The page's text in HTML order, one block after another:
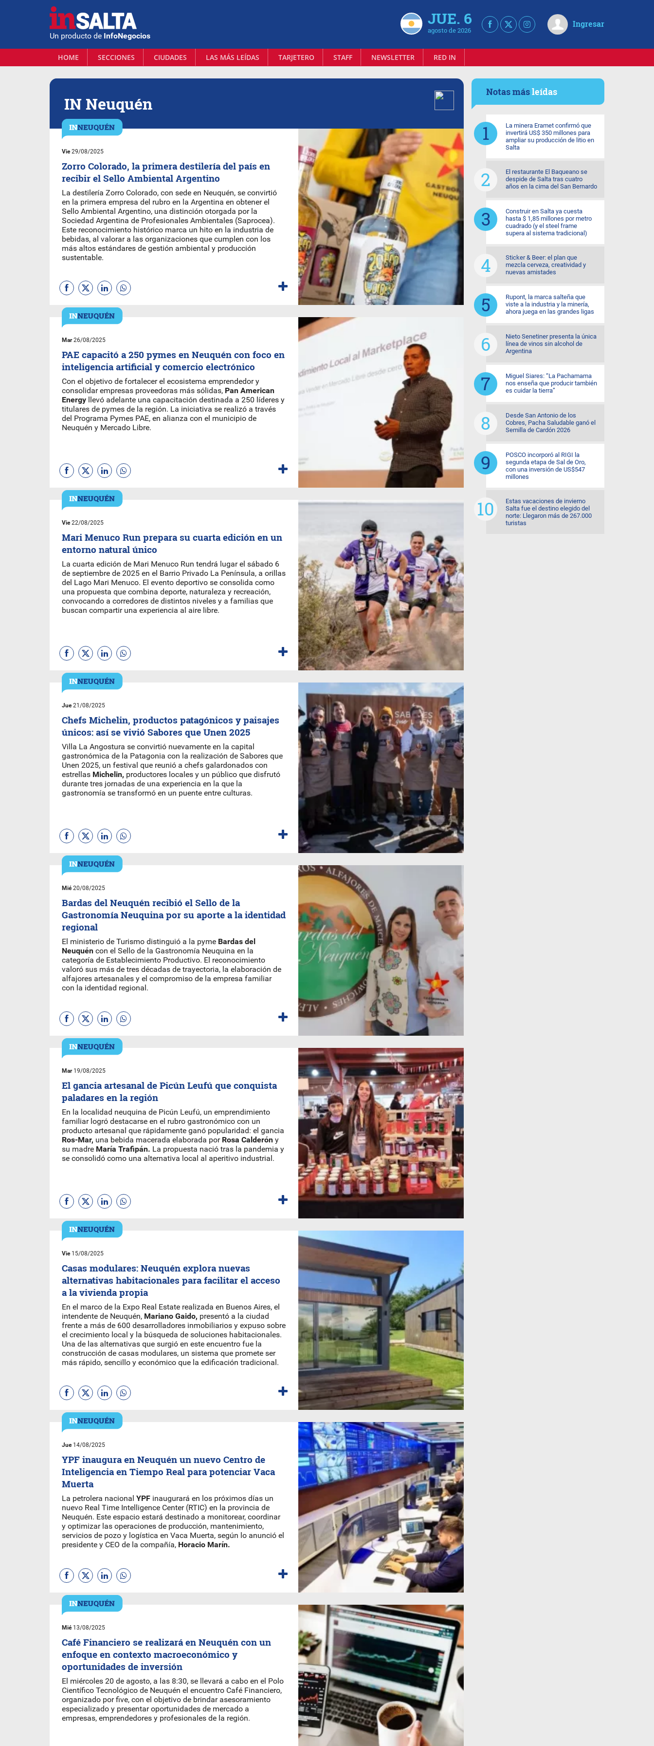
Un producto de InfoNegocios
JUE. 6
agosto de 2026
Ingresar
HOME SECCIONES CIUDADES LAS MÁS LEÍDAS TARJETERO STAFF NEWSLETTER RED IN
IN Neuquén
Vie29/08/2025
Zorro Colorado, la primera destilería del país en
recibir el Sello Ambiental Argentino
La destilería Zorro Colorado, con sede en Neuquén, se convirtió
en la primera empresa del rubro en la Argentina en obtener el
Sello Ambiental Argentino, una distinción otorgada por la
Sociedad Argentina de Profesionales Ambientales (Saprocea).
Este reconocimiento histórico marca un hito en la industria de
bebidas, al valorar a las organizaciones que cumplen con los
más altos estándares de gestión ambiental y producción
sustentable.
Mar26/08/2025
PAE capacitó a 250 pymes en Neuquén con foco en
inteligencia artificial y comercio electrónico
Con el objetivo de fortalecer el ecosistema emprendedor y
consolidar empresas proveedoras más sólidas, Pan American
Energy llevó adelante una capacitación destinada a 250 líderes y
titulares de pymes de la región. La iniciativa se realizó a través
del Programa Pymes PAE, en alianza con el municipio de
Neuquén y Mercado Libre.
Vie22/08/2025
Mari Menuco Run prepara su cuarta edición en un
entorno natural único
La cuarta edición de Mari Menuco Run tendrá lugar el sábado 6
de septiembre de 2025 en el Barrio Privado La Península, a orillas
del Lago Mari Menuco. El evento deportivo se consolida como
una propuesta que combina deporte, naturaleza y recreación,
convocando a corredores de distintos niveles y a familias que
buscan compartir una experiencia al aire libre.
Jue21/08/2025
Chefs Michelin, productos patagónicos y paisajes
únicos: así se vivió Sabores que Unen 2025
Villa La Angostura se convirtió nuevamente en la capital
gastronómica de la Patagonia con la realización de Sabores que
Unen 2025, un festival que reunió a chefs galardonados con
estrellas Michelin, productores locales y un público que disfrutó
durante tres jornadas de una experiencia en la que la
gastronomía se transformó en un puente entre culturas.
Mié20/08/2025
Bardas del Neuquén recibió el Sello de la
Gastronomía Neuquina por su aporte a la identidad
regional
El ministerio de Turismo distinguió a la pyme Bardas del
Neuquén con el Sello de la Gastronomía Neuquina en la
categoría de Establecimiento Productivo. El reconocimiento
valoró sus más de tres décadas de trayectoria, la elaboración de
alfajores artesanales y el compromiso de la empresa familiar
con la identidad regional.
Mar19/08/2025
El gancia artesanal de Picún Leufú que conquista
paladares en la región
En la localidad neuquina de Picún Leufú, un emprendimiento
familiar logró destacarse en el rubro gastronómico con un
producto artesanal que rápidamente ganó popularidad: el gancia
Ros-Mar, una bebida macerada elaborada por Rosa Calderón y
su madre María Trafipán. La propuesta nació tras la pandemia y
se consolidó como una alternativa local al aperitivo industrial.
Vie15/08/2025
Casas modulares: Neuquén explora nuevas
alternativas habitacionales para facilitar el acceso
a la vivienda propia
En el marco de la Expo Real Estate realizada en Buenos Aires, el
intendente de Neuquén, Mariano Gaido, presentó a la ciudad
frente a más de 600 desarrolladores inmobiliarios y expuso sobre
el crecimiento local y la búsqueda de soluciones habitacionales.
Una de las alternativas que surgió en este encuentro fue la
construcción de casas modulares, un sistema que promete ser
más rápido, sencillo y económico que la edificación tradicional.
Jue14/08/2025
YPF inaugura en Neuquén un nuevo Centro de
Inteligencia en Tiempo Real para potenciar Vaca
Muerta
La petrolera nacional YPF inaugurará en los próximos días un
nuevo Real Time Intelligence Center (RTIC) en la provincia de
Neuquén. Este espacio estará destinado a monitorear, coordinar
y optimizar las operaciones de producción, mantenimiento,
servicios de pozo y logística en Vaca Muerta, según lo anunció el
presidente y CEO de la compañía, Horacio Marín.
Mié13/08/2025
Café Financiero se realizará en Neuquén con un
enfoque en contexto macroeconómico y
oportunidades de inversión
El miércoles 20 de agosto, a las 8:30, se llevará a cabo en el Polo
Científico Tecnológico de Neuquén el encuentro Café Financiero,
organizado por five, con el objetivo de brindar asesoramiento
especializado y presentar oportunidades de mercado a
empresas, emprendedores y profesionales de la región.
Notas másleídas
La minera Eramet confirmó que
invertirá US$ 350 millones para
ampliar su producción de litio en
Salta
El restaurante El Baqueano se
despide de Salta tras cuatro
años en la cima del San Bernardo
Construir en Salta ya cuesta
hasta $ 1,85 millones por metro
cuadrado (y el steel frame
supera al sistema tradicional)
Sticker & Beer: el plan que
mezcla cerveza, creatividad y
nuevas amistades
Rupont, la marca salteña que
viste a la industria y la minería,
ahora juega en las grandes ligas
Nieto Senetiner presenta la única
línea de vinos sin alcohol de
Argentina
Miguel Siares: “La Pachamama
nos enseña que producir también
es cuidar la tierra”
Desde San Antonio de los
Cobres, Pacha Saludable ganó el
Semilla de Cardón 2026
POSCO incorporó al RIGI la
segunda etapa de Sal de Oro,
con una inversión de US$547
millones
Estas vacaciones de invierno
Salta fue el destino elegido del
norte: Llegaron más de 267.000
turistas